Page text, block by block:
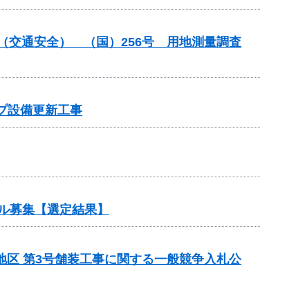
交通安全） （国）256号 用地測量調査
設備更新工事
集【選定結果】
区 第3号舗装工事に関する一般競争入札公